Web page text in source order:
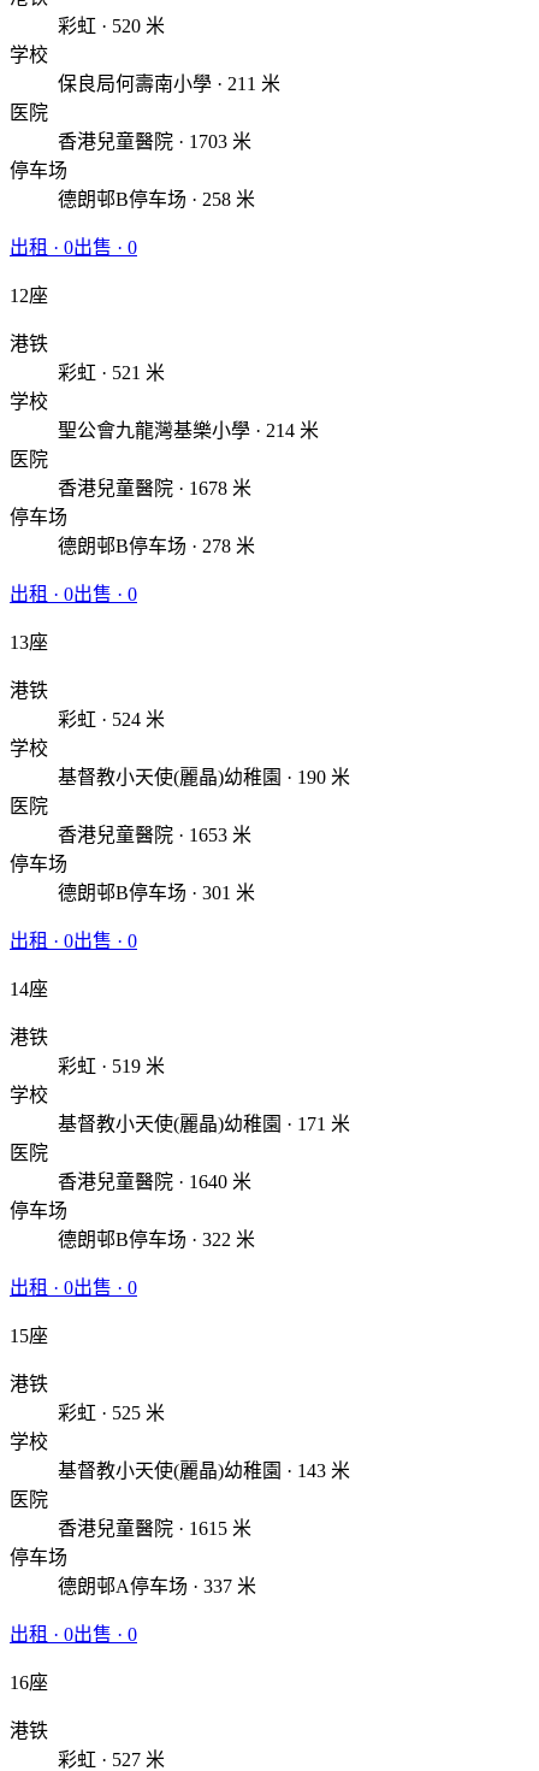
彩虹 · 520 米
学校
保良局何壽南小學 · 211 米
医院
香港兒童醫院 · 1703 米
停车场
德朗邨B停车场 · 258 米
出租 · 0出售 · 0
12座
港铁
彩虹 · 521 米
学校
聖公會九龍灣基樂小學 · 214 米
医院
香港兒童醫院 · 1678 米
停车场
德朗邨B停车场 · 278 米
出租 · 0出售 · 0
13座
港铁
彩虹 · 524 米
学校
基督教小天使(麗晶)幼稚園 · 190 米
医院
香港兒童醫院 · 1653 米
停车场
德朗邨B停车场 · 301 米
出租 · 0出售 · 0
14座
港铁
彩虹 · 519 米
学校
基督教小天使(麗晶)幼稚園 · 171 米
医院
香港兒童醫院 · 1640 米
停车场
德朗邨B停车场 · 322 米
出租 · 0出售 · 0
15座
港铁
彩虹 · 525 米
学校
基督教小天使(麗晶)幼稚園 · 143 米
医院
香港兒童醫院 · 1615 米
停车场
德朗邨A停车场 · 337 米
出租 · 0出售 · 0
16座
港铁
彩虹 · 527 米